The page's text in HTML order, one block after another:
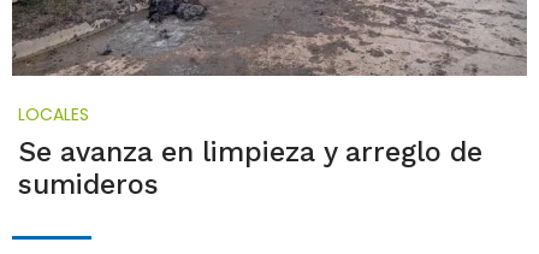
LOCALES
Se avanza en limpieza y arreglo de
sumideros